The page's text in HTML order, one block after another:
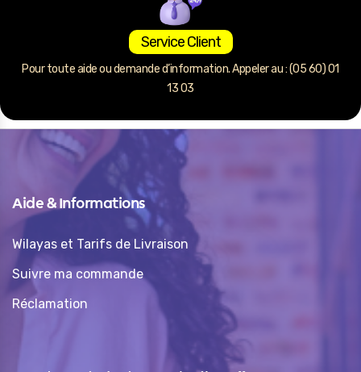
Service Client
Pour toute aide ou demande d’information. Appeler au : (05 60) 01
13 03
Aide & Informations
Wilayas et Tarifs de Livraison
Suivre ma commande
Réclamation